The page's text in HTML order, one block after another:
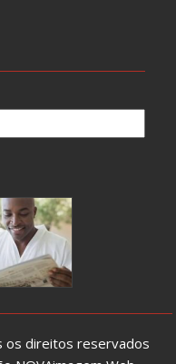
os direitos reservados